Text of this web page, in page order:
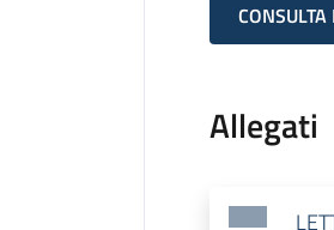
Allegati